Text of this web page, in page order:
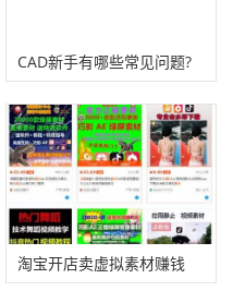
CAD新手有哪些常见问题?
淘宝开店卖虚拟素材赚钱